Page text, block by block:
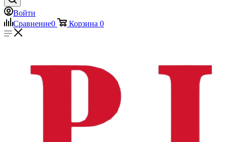
Войти
Сравнение0 Корзина 0